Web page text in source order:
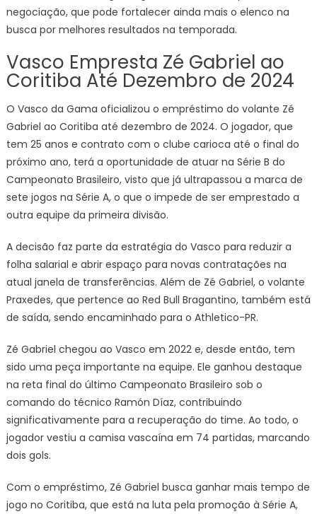
negociação, que pode fortalecer ainda mais o elenco na
busca por melhores resultados na temporada.
Vasco Empresta Zé Gabriel ao
Coritiba Até Dezembro de 2024
O Vasco da Gama oficializou o empréstimo do volante Zé
Gabriel ao Coritiba até dezembro de 2024. O jogador, que
tem 25 anos e contrato com o clube carioca até o final do
próximo ano, terá a oportunidade de atuar na Série B do
Campeonato Brasileiro, visto que já ultrapassou a marca de
sete jogos na Série A, o que o impede de ser emprestado a
outra equipe da primeira divisão.
A decisão faz parte da estratégia do Vasco para reduzir a
folha salarial e abrir espaço para novas contratações na
atual janela de transferências. Além de Zé Gabriel, o volante
Praxedes, que pertence ao Red Bull Bragantino, também está
de saída, sendo encaminhado para o Athletico-PR.
Zé Gabriel chegou ao Vasco em 2022 e, desde então, tem
sido uma peça importante na equipe. Ele ganhou destaque
na reta final do último Campeonato Brasileiro sob o
comando do técnico Ramón Díaz, contribuindo
significativamente para a recuperação do time. Ao todo, o
jogador vestiu a camisa vascaína em 74 partidas, marcando
dois gols.
Com o empréstimo, Zé Gabriel busca ganhar mais tempo de
jogo no Coritiba, que está na luta pela promoção à Série A,